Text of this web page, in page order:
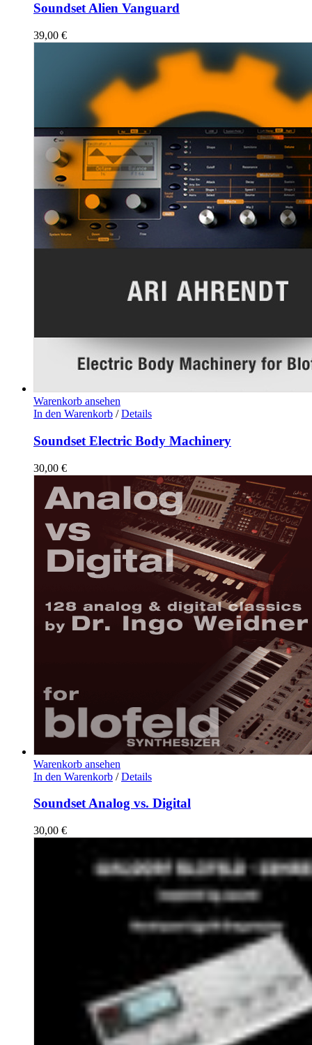
Soundset Alien Vanguard
39,00 €
Warenkorb ansehen
In den Warenkorb / Details
Soundset Electric Body Machinery
30,00 €
Warenkorb ansehen
In den Warenkorb / Details
Soundset Analog vs. Digital
30,00 €